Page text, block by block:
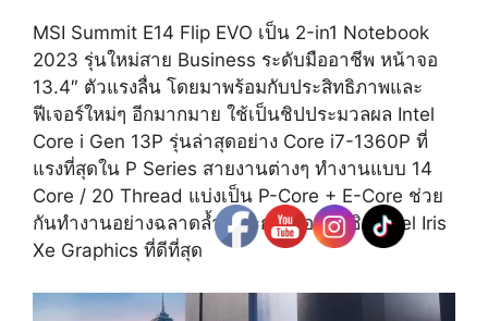
MSI Summit E14 Flip EVO เป็น 2-in1 Notebook
2023 รุ่นใหม่สาย Business ระดับมืออาชีพ หน้าจอ
13.4″ ตัวแรงลื่น โดยมาพร้อมกับประสิทธิภาพและ
ฟีเจอร์ใหม่ๆ อีกมากมาย ใช้เป็นชิปประมวลผล Intel
Core i Gen 13P รุ่นล่าสุดอย่าง Core i7-1360P ที่
แรงที่สุดใน P Series สายงานต่างๆ ทำงานแบบ 14
Core / 20 Thread แบ่งเป็น P-Core + E-Core ช่วย
กันทำงานอย่างฉลาดล้ำ และการ์จอออนชิป Intel Iris
Xe Graphics ที่ดีที่สุด